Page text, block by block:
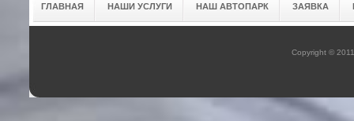
ГЛАВНАЯ НАШИ УСЛУГИ НАШ АВТОПАРК ЗАЯВКА
Copyright ©